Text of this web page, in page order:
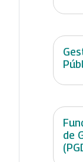
de